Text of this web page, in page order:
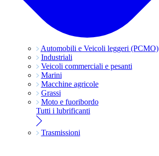
Automobili e Veicoli leggeri (PCMO)
Industriali
Veicoli commerciali e pesanti
Marini
Macchine agricole
Grassi
Moto e fuoribordo
Tutti i lubrificanti
Trasmissioni